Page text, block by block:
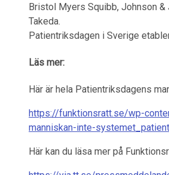
Bristol Myers Squibb, Johnson &
Takeda.
Patientriksdagen i Sverige
Läs mer:
Här är hela Patientriksdagens
https://funktionsratt.se/wp-
manniskan-inte-
Här kan du läsa mer på